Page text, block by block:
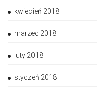
kwiecień 2018
marzec 2018
luty 2018
styczeń 2018